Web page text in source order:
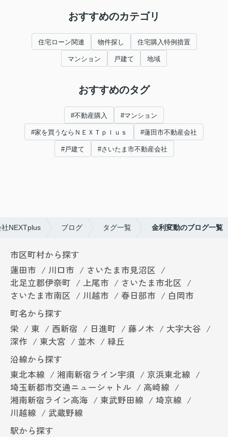
おすすめのカテゴリ
住宅ローン関連 物件探し 住宅購入特例措置
マンション 戸建て 地域
おすすめのタグ
#不動産購入 #マンション
#家を買うならＮＥＸＴｐｌｕｓ #蓮田市不動産会社
#戸建て #さいたま市不動産会社
NEXTplus ブログ タグ一覧 金利変動のブログ一覧
市区町村から探す
蓮田市
川口市
さいたま市見沼区
北足立郡伊奈町
上尾市
さいたま市北区
さいたま市南区
川越市 春日部市
白岡市
町名から探す
栄
東 西新宿 日進町 藤ノ木
大字大谷
深作
東大宮 並木
緑丘
沿線から探す
東北本線
湘南新宿ライン宇須
京浜東北線
埼玉新都市交通ニューシャトル
高崎線
湘南新宿ライン高海
東武野田線
埼京線
川越線
武蔵野線
駅から探す